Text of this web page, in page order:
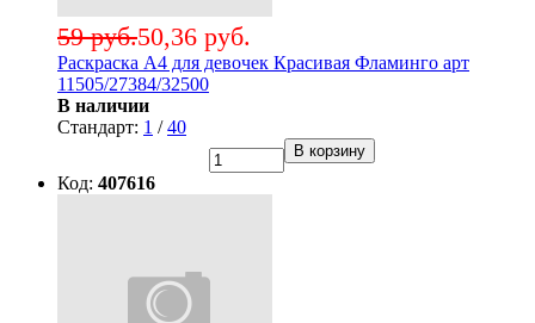
50,36 руб.
59 руб.
Раскраска А4 для девочек Красивая Фламинго арт
11505/27384/32500
В наличии
Стандарт: 1 /40
В корзину
Код: 407616